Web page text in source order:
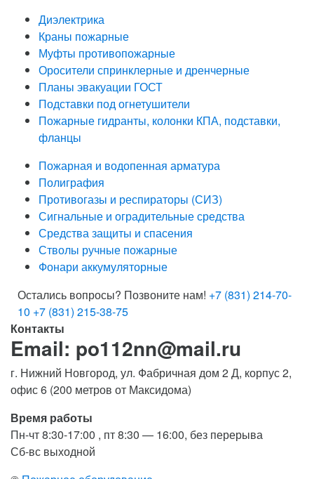
Диэлектрика
Краны пожарные
Муфты противопожарные
Оросители спринклерные и дренчерные
Планы эвакуации ГОСТ
Подставки под огнетушители
Пожарные гидранты, колонки КПА, подставки,
фланцы
Пожарная и водопенная арматура
Полиграфия
Противогазы и респираторы (СИЗ)
Сигнальные и оградительные средства
Средства защиты и спасения
Стволы ручные пожарные
Фонари аккумуляторные
Остались вопросы? Позвоните нам! +7 (831) 214-70-
10 +7 (831) 215-38-75
Контакты
Email: po112nn@mail.ru
г. Нижний Новгород, ул. Фабричная дом 2 Д, корпус 2,
офис 6 (200 метров от Максидома)
Время работы
Пн-чт 8:30-17:00 , пт 8:30 — 16:00, без перерыва
Сб-вс выходной